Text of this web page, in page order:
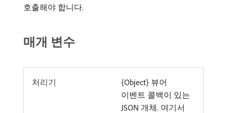
호출해야 합니다.
매개 변수
처리기
{Object} 뷰어
이벤트 콜백이 있는
JSON 개체. 여기서